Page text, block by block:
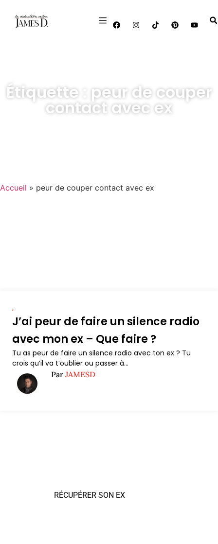
Étiquette : peur de couper
contact avec ex
Accueil » peur de couper contact avec ex
,
J’ai peur de faire un silence radio
avec mon ex – Que faire ?
Tu as peur de faire un silence radio avec ton ex ? Tu
crois qu’il va t’oublier ou passer à...
ParJAMESD
RÉCUPÉRER SON EX